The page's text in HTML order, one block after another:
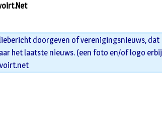
doorgeven of verenigingsnieuws, dat
het laatste nieuws. (een foto en/of logo erbij